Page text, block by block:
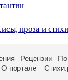
проза и стихи
Рецензии
О портале